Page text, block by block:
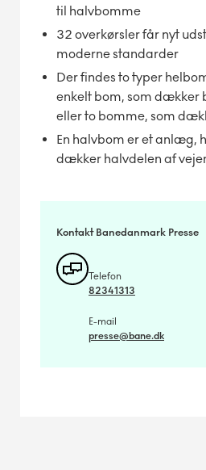
til halvbomme
32 overkørsler får nyt
moderne standarder
Der findes to typer
enkelt bom, som dækker
eller to bomme, som
En halvbom er et anlæg,
dækker halvdelen af
Kontakt Banedanmark Presse
Telefon
82341313
E-mail
presse@bane.dk